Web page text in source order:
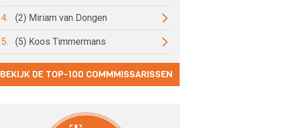
4. (2) Miriam van Dongen
5. (5) Koos Timmermans
BEKIJK DE TOP-100 COMMMISSARISSEN